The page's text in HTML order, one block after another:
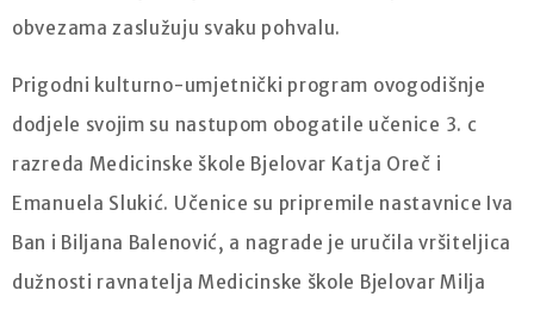
obvezama zaslužuju svaku pohvalu.
Prigodni kulturno-umjetnički program ovogodišnje
dodjele svojim su nastupom obogatile učenice 3. c
razreda Medicinske škole Bjelovar Katja Oreč i
Emanuela Slukić. Učenice su pripremile nastavnice Iva
Ban i Biljana Balenović, a nagrade je uručila vršiteljica
dužnosti ravnatelja Medicinske škole Bjelovar Milja